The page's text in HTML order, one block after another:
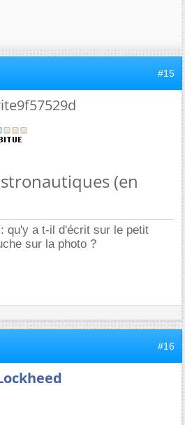
#15
(en
qu'y a t-il d'écrit sur le petit
sur la photo ?
#16